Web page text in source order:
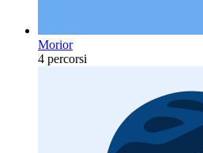
Morior
4 percorsi